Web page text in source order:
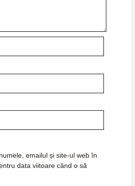
emailul și site-ul web în
data viitoare când o să